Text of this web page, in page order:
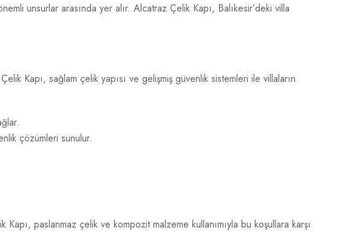
unsurlar arasında yer alır. Alcatraz Çelik Kapı, Balıkesir’deki villa
Kapı, sağlam çelik yapısı ve gelişmiş güvenlik sistemleri ile villaların
çözümleri sunulur.
paslanmaz çelik ve kompozit malzeme kullanımıyla bu koşullara karşı